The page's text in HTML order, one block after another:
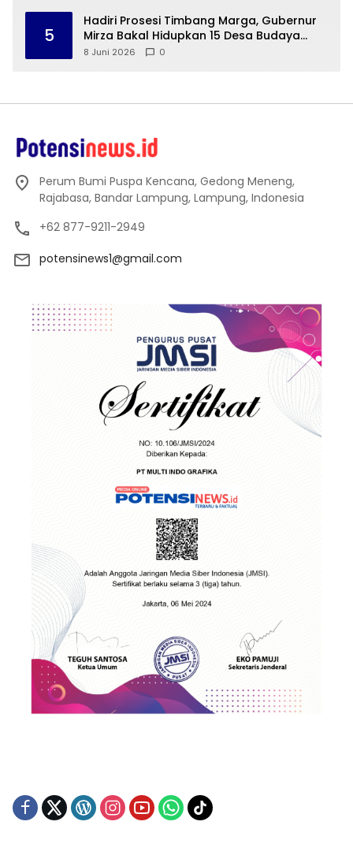
5
Hadiri Prosesi Timbang Marga, Gubernur
Mirza Bakal Hidupkan 15 Desa Budaya
Lampung
8 Juni 2026 0
Perum Bumi Puspa Kencana, Gedong Meneng,
Rajabasa, Bandar Lampung, Lampung, Indonesia
+62 877-9211-2949
potensinews1@gmail.com